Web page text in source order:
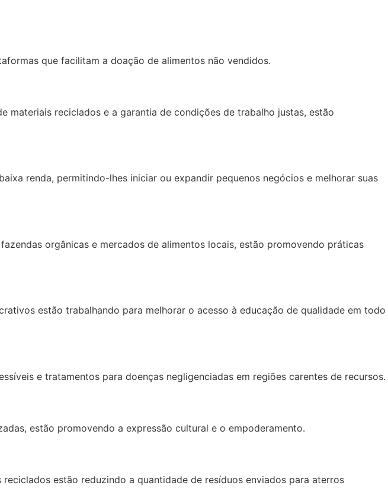
que facilitam a doação de alimentos não vendidos.
materiais reciclados e a garantia de condições de trabalho justas, estão
renda, permitindo-lhes iniciar ou expandir pequenos negócios e melhorar suas
orgânicas e mercados de alimentos locais, estão promovendo práticas
estão trabalhando para melhorar o acesso à educação de qualidade em todo
e tratamentos para doenças negligenciadas em regiões carentes de recursos.
estão promovendo a expressão cultural e o empoderamento.
estão reduzindo a quantidade de resíduos enviados para aterros